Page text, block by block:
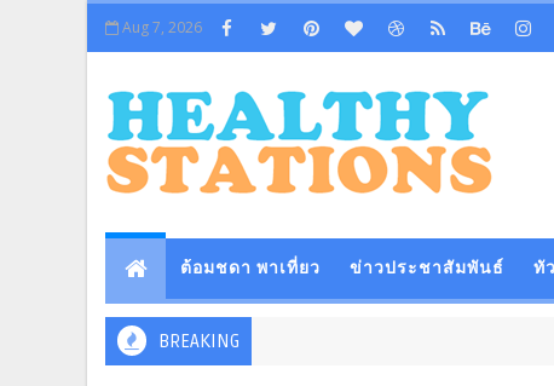
Aug 7, 2026
ต้อมชดา พาเที่ยว ข่าวประชาสัมพันธ์ ทั
BREAKING